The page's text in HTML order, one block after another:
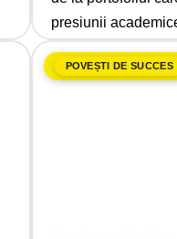
presiunii
POVEȘTI DE SUCCES